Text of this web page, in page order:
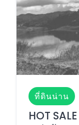
ที่ดินน่าน
HOT